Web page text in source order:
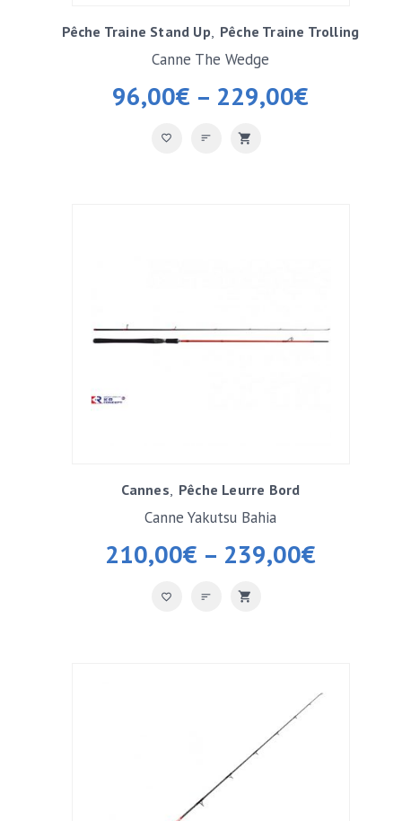
Pêche Traine Stand Up Pêche Traine Trolling
96,00€ – 229,00€
Canne The Wedge
Cannes Pêche Leurre Bord
210,00€ – 239,00€
Canne Yakutsu Bahia